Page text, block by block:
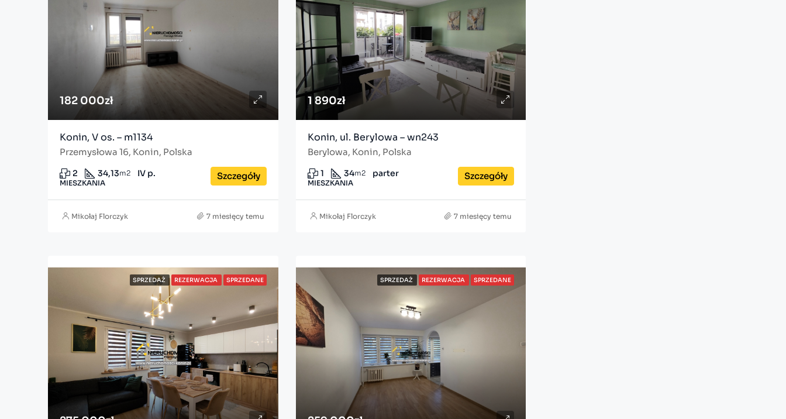
182 000zł
Konin, V os. – m1134
Przemysłowa 16, Konin, Polska
2 34,13m2 IV p.
MIESZKANIA
Szczegóły
Mikołaj Florczyk 7 miesięcy temu
1 890zł
Konin, ul. Berylowa – wn243
Berylowa, Konin, Polska
1 34m2 parter
MIESZKANIA
Szczegóły
Mikołaj Florczyk 7 miesięcy temu
SPRZEDAŻ REZERWACJA SPRZEDANE SPRZEDAŻ REZERWACJA SPRZEDANE